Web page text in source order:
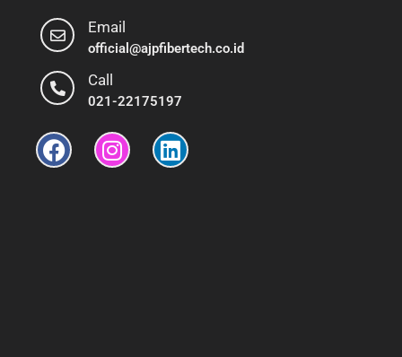
Email
official@ajpfibertech.co.id
Call
021-22175197